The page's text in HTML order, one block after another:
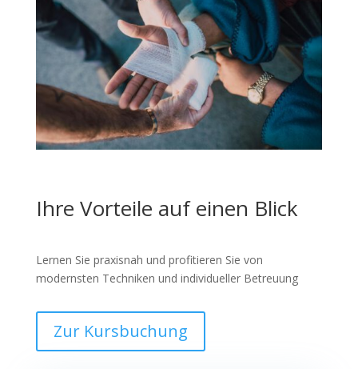
Ihre Vorteile auf einen Blick
Lernen Sie praxisnah und profitieren Sie von
modernsten Techniken und individueller Betreuung
Zur Kursbuchung